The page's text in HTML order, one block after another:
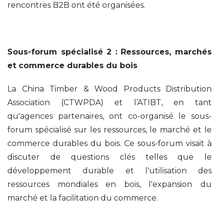
rencontres B2B ont été organisées.
Sous-forum spécialisé 2 : Ressources, marchés
et commerce durables du bois
La China Timber & Wood Products Distribution
Association (CTWPDA) et l’ATIBT, en tant
qu'agences partenaires, ont co-organisé le sous-
forum spécialisé sur les ressources, le marché et le
commerce durables du bois. Ce sous-forum visait à
discuter de questions clés telles que le
développement durable et l'utilisation des
ressources mondiales en bois, l'expansion du
marché et la facilitation du commerce.